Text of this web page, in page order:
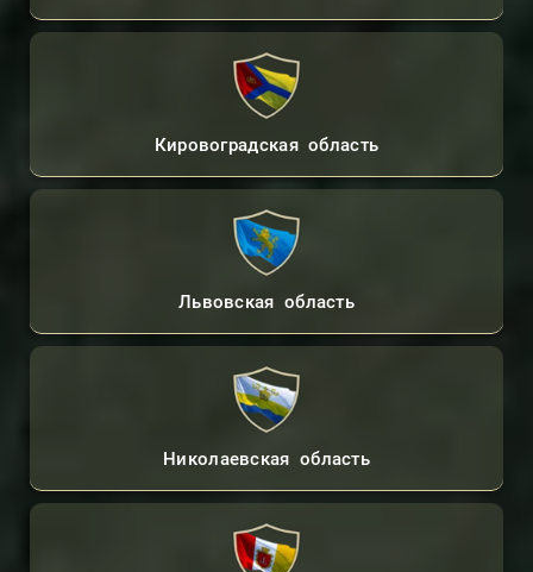
Кировоградская область
Львовская область
Николаевская область